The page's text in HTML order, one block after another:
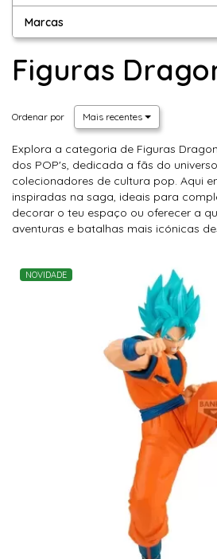
Marcas
Figuras
Ordenar por Mais recentes
Explora a categoria de Figuras
dos POP's, dedicada a fãs do
colecionadores de cultura pop. Aqui
inspiradas na saga, ideais para
decorar o teu espaço ou oferecer a
aventuras e batalhas mais icónicas
NOVIDADE